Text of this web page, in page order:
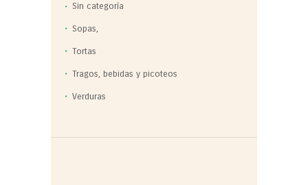
Sin categoría
Sopas,
Tortas
Tragos, bebidas y picoteos
Verduras